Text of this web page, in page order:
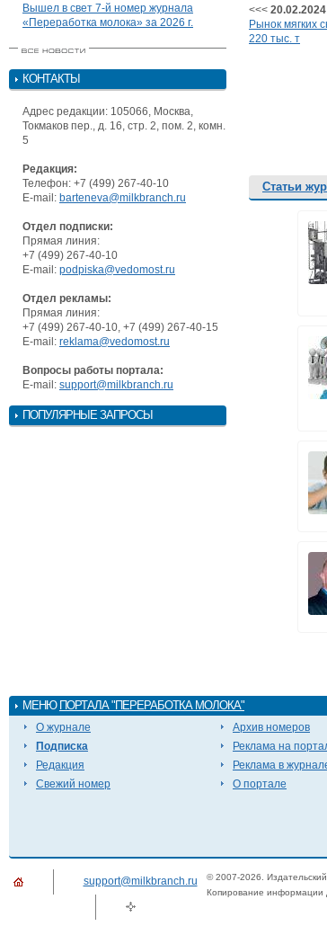
Вышел в свет 7-й номер журнала
«Переработка молока» за 2026 г.
КОНТАКТЫ
Адрес редакции: 105066, Москва,
Токмаков пер., д. 16, стр. 2, пом. 2, комн.
5
Редакция:
Телефон: +7 (499) 267-40-10
E-mail: barteneva@milkbranch.ru
Отдел подписки:
Прямая линия:
+7 (499) 267-40-10
E-mail: podpiska@vedomost.ru
Отдел рекламы:
Прямая линия:
+7 (499) 267-40-10, +7 (499) 267-40-15
E-mail: reklama@vedomost.ru
Вопросы работы портала:
E-mail: support@milkbranch.ru
ПОПУЛЯРНЫЕ ЗАПРОСЫ
<<< 20.02.2024
Рынок мягких
220 тыс. т
Статьи
МЕНЮ ПОРТАЛА "ПЕРЕРАБОТКА МОЛОКА"
О журнале
Подписка
Редакция
Свежий номер
Архив номеров
Реклама на
Реклама в
О портале
support@milkbranch.ru © 2007-2026.
Копирование информации